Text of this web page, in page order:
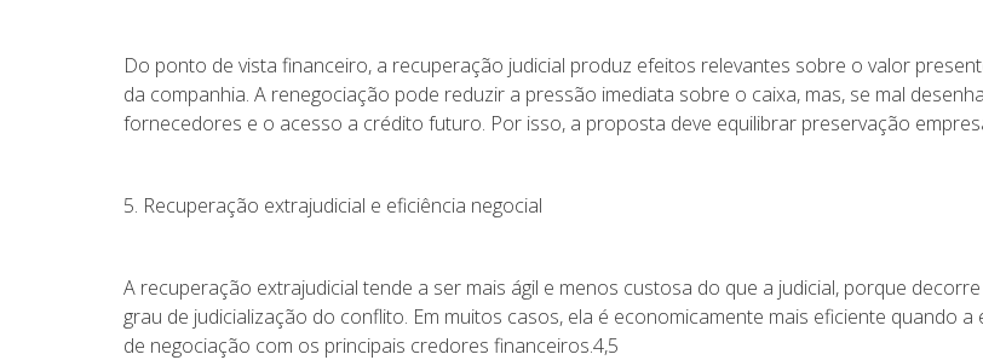
Do ponto de vista financeiro, a recuperação judicial produz efeitos relevantes sobre o valor
da companhia. A renegociação pode reduzir a pressão imediata sobre o caixa, mas, se mal
fornecedores e o acesso a crédito futuro. Por isso, a proposta deve equilibrar preservação
5. Recuperação extrajudicial e eficiência negocial
A recuperação extrajudicial tende a ser mais ágil e menos custosa do que a judicial, porque
grau de judicialização do conflito. Em muitos casos, ela é economicamente mais eficiente quando
de negociação com os principais credores financeiros.4,5